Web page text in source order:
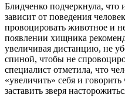
Блидченко подчеркнула, что
зависит от поведения
провоцировать животное и
появлении хищника
увеличивая дистанцию, не
спиной, чтобы не
специалист отметила, что
«увеличить» себя и
заставить зверя